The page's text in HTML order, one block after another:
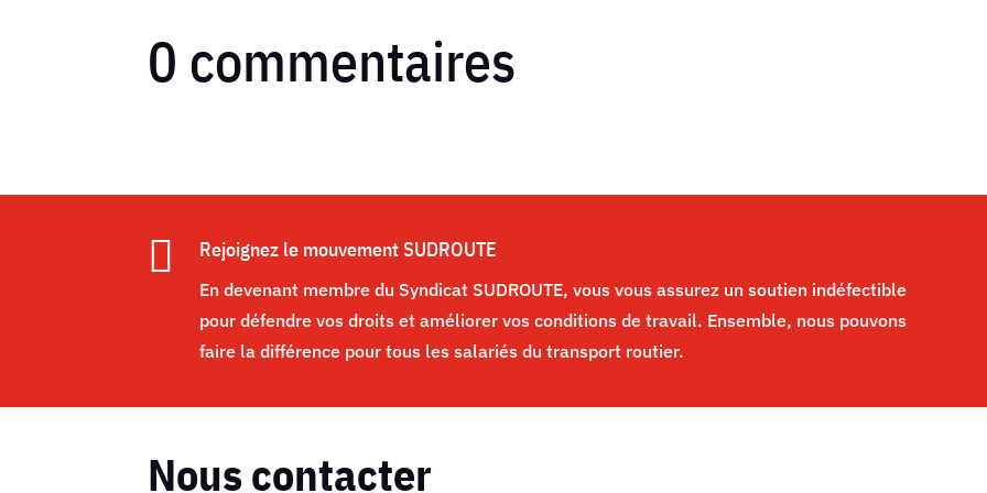
0 commentaires
 Rejoignez le mouvement SUDROUTE
En devenant membre du Syndicat SUDROUTE, vous vous assurez un soutien indéfectible
pour défendre vos droits et améliorer vos conditions de travail. Ensemble, nous pouvons
faire la différence pour tous les salariés du transport routier.
Nous contacter